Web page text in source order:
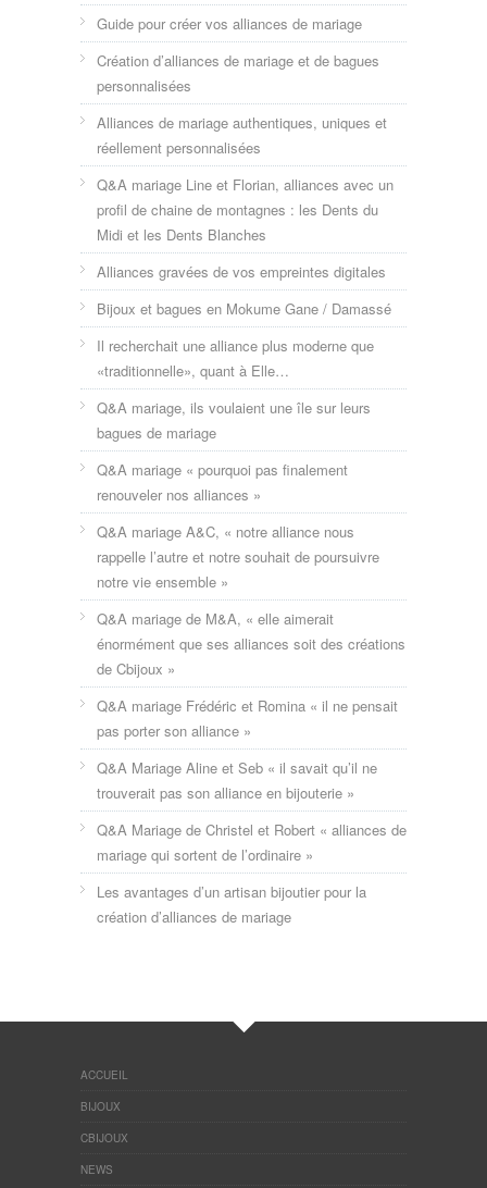
Guide pour créer vos alliances de mariage
Création d’alliances de mariage et de bagues
personnalisées
Alliances de mariage authentiques, uniques et
réellement personnalisées
Q&A mariage Line et Florian, alliances avec un
profil de chaine de montagnes : les Dents du
Midi et les Dents Blanches
Alliances gravées de vos empreintes digitales
Bijoux et bagues en Mokume Gane / Damassé
Il recherchait une alliance plus moderne que
«traditionnelle», quant à Elle…
Q&A mariage, ils voulaient une île sur leurs
bagues de mariage
Q&A mariage « pourquoi pas finalement
renouveler nos alliances »
Q&A mariage A&C, « notre alliance nous
rappelle l’autre et notre souhait de poursuivre
notre vie ensemble »
Q&A mariage de M&A, « elle aimerait
énormément que ses alliances soit des créations
de Cbijoux »
Q&A mariage Frédéric et Romina « il ne pensait
pas porter son alliance »
Q&A Mariage Aline et Seb « il savait qu’il ne
trouverait pas son alliance en bijouterie »
Q&A Mariage de Christel et Robert « alliances de
mariage qui sortent de l’ordinaire »
Les avantages d’un artisan bijoutier pour la
création d’alliances de mariage
ACCUEIL
BIJOUX
CBIJOUX
NEWS